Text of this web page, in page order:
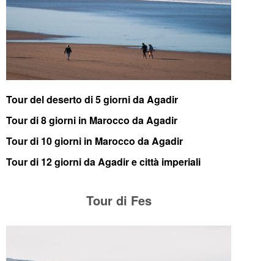
Tour del deserto di 5 giorni da Agadir
Tour di 8 giorni in Marocco da Agadir
Tour di 10 giorni in Marocco da Agadir
Tour di 12 giorni da Agadir e città imperiali
Tour di Fes